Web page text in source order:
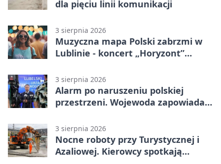
dla pięciu linii komunikacji
3 sierpnia 2026
Muzyczna mapa Polski zabrzmi w
Lublinie - koncert „Horyzont”
3 sierpnia 2026
Alarm po naruszeniu polskiej
przestrzeni. Wojewoda zapowiada
3 sierpnia 2026
Nocne roboty przy Turystycznej i
Azaliowej. Kierowcy spotkają